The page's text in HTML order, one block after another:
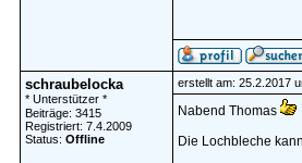
schraubelocka
* Unterstützer *
Beiträge: 3415
Registriert: 7.4.2009
Status: Offline
erstellt am: 25.2.2017
Nabend Thomas
Die Lochbleche